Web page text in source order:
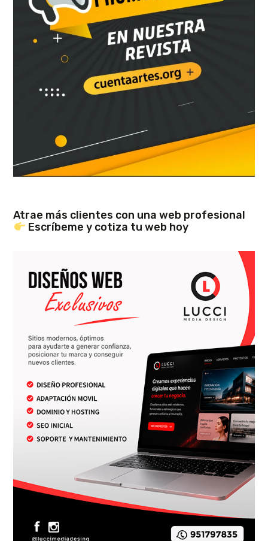
Atrae más clientes con una web profesional
Escríbeme y cotiza tu web hoy